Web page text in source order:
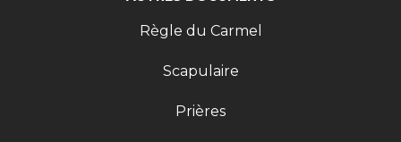
Règle du Carmel
Scapulaire
Prières